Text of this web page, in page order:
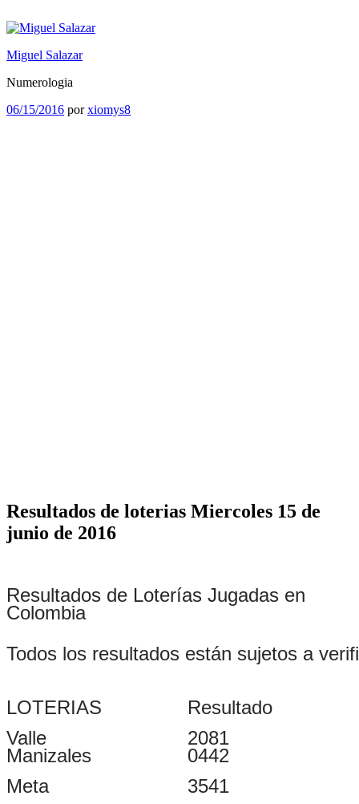
al
Miguel Salazar
Numerologia
Publicado
06/15/2016 porxiomys8
Resultados de loterias Miercoles 15 de
junio de 2016
Resultados de Loterías Jugadas en
Colombia
Todos los resultados están sujetos a
LOTERIAS
Resultado
Valle
2081
Manizales
0442
Meta
3541